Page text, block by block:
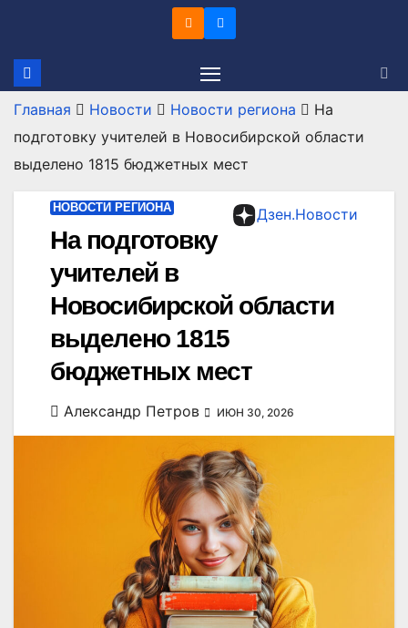
содержимому
Главная Новости Новости региона
На
подготовку учителей в Новосибирской области
выделено 1815 бюджетных мест
Дзен.Новости
НОВОСТИ РЕГИОНА
На подготовку
учителей в
Новосибирской области
выделено 1815
бюджетных мест
Александр Петров ИЮН 30, 2026